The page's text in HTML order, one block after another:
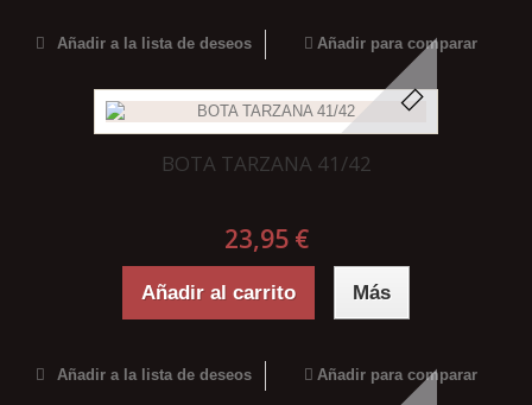
Añadir a la lista de deseos Añadir para comparar
BOTA TARZANA 41/42
23,95 €
Añadir al carrito Más
Añadir a la lista de deseos Añadir para comparar